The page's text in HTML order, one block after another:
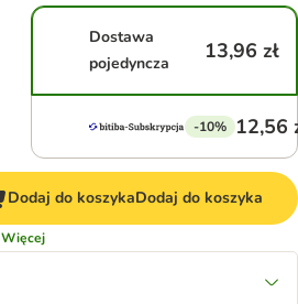
Dostawa
pojedyncza
13,96 zł
-10% 12,56
Dodaj do koszykaDodaj do koszyka
Więcej